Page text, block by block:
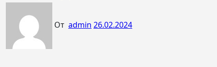
От admin 26.02.2024